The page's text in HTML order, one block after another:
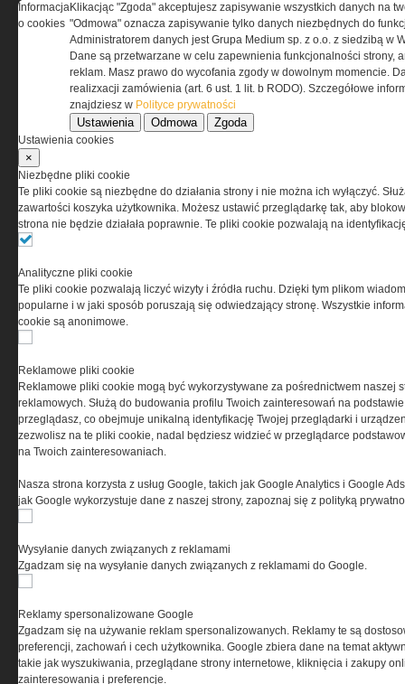
REGULAMIN
Regulamin określa zasady korzystania z portalu
www.special-ops.pl
Korzystanie z portalu jest równoznaczne
przez Grupa MEDIUM Spółka z ograniczoną
odpowiedzialnością Spółka komandytowa, nr KRS:
0000537655, NIP 1132860378, REGON 146393437
(zwana dalej Grupa MEDIUM) w postaci Regulaminu.
Ta witryna wykorzystuje pliki cookies do przechowywania
informacji na Twoim komputerze. Pliki cookies stosujemy
w celu świadczenia usług na najwyższym poziomie,
w tym w sposób dostosowany do indywidualnych potrzeb.
cookies oznacza, że będą one zamieszczane w Twoim
urządzeniu końcowym. W każdym momencie możesz
dokonać zmiany ustawień przeglądarki dotyczących
serwisu prosimy o zapoznanie się z naszą
prywatności
oraz informacją o cookies
Informacja
o cookies
Klikacjąc "Zgoda" akceptujesz zapisywanie wszystkich danych na
"Odmowa" oznacza zapisywanie tylko danych niezbędnych do
Administratorem danych jest Grupa Medium sp. z o.o. z siedzibą w
Dane są przetwarzane w celu zapewnienia funkcjonalności strony,
reklam. Masz prawo do wycofania zgody w dowolnym momencie.
realizxacji zamówienia (art. 6 ust. 1 lit. b RODO). Szczegółowe
znajdziesz w Polityce prywatności
Ustawienia Odmowa Zgoda
Ustawienia cookies
×
Niezbędne pliki cookie
Te pliki cookie są niezbędne do działania strony i nie można ich wyłączyć.
zawartości koszyka użytkownika. Możesz ustawić przeglądarkę tak, aby
strona nie będzie działała poprawnie. Te pliki cookie pozwalają na
Analityczne pliki cookie
Te pliki cookie pozwalają liczyć wizyty i źródła ruchu. Dzięki tym plikom
popularne i w jaki sposób poruszają się odwiedzający stronę. Wszystkie
cookie są anonimowe.
Reklamowe pliki cookie
Reklamowe pliki cookie mogą być wykorzystywane za pośrednictwem naszej
reklamowych. Służą do budowania profilu Twoich zainteresowań na
przeglądasz, co obejmuje unikalną identyfikację Twojej przeglądarki i
zezwolisz na te pliki cookie, nadal będziesz widzieć w przeglądarce
na Twoich zainteresowaniach.
Nasza strona korzysta z usług Google, takich jak Google Analytics i Google
jak Google wykorzystuje dane z naszej strony, zapoznaj się z polityką
Wysyłanie danych związanych z reklamami
Zgadzam się na wysyłanie danych związanych z reklamami do Google.
Reklamy spersonalizowane Google
Zgadzam się na używanie reklam spersonalizowanych. Reklamy te są
preferencji, zachowań i cech użytkownika. Google zbiera dane na temat
takie jak wyszukiwania, przeglądane strony internetowe, kliknięcia i zakupy
zainteresowania i preferencje.